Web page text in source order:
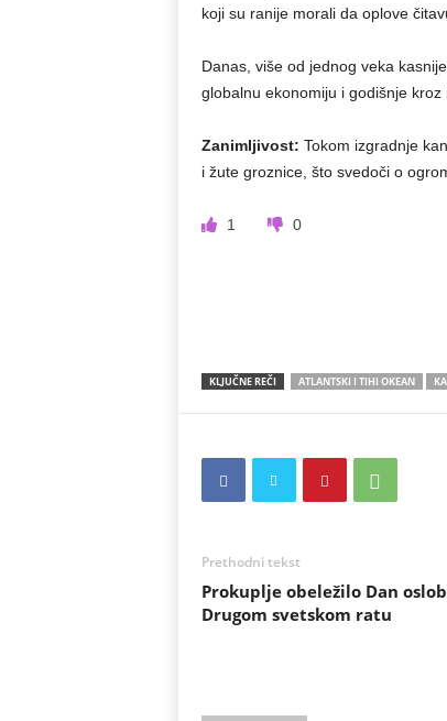
koji su ranije morali da oplove
Danas, više od jednog veka kasnije,
globalnu ekonomiju i godišnje
Zanimljivost: Tokom izgradnje
i žute groznice, što svedoči o
1 0
KLJUČNE REČI ATLANTSKI I TIHI OKEAN
Prethodni tekst
Prokuplje obeležilo Dan
Drugom svetskom ratu